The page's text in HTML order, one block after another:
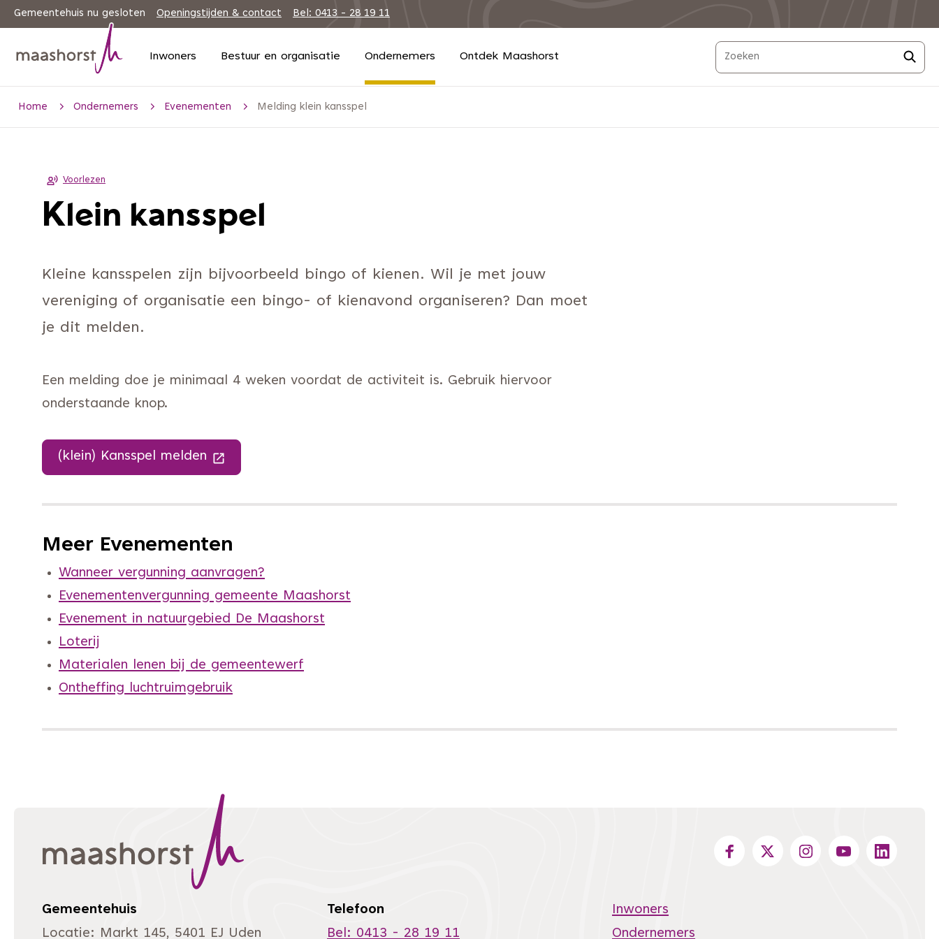
Gemeentehuis nu gesloten Openingstijden & contact Bel: 0413 - 28 19 11
Inwoners Bestuur en organisatie Ondernemers Ontdek Maashorst
Home Ondernemers Evenementen Melding klein kansspel
Voorlezen
Klein kansspel
Kleine kansspelen zijn bijvoorbeeld bingo of kienen. Wil je met jouw
vereniging of organisatie een bingo- of kienavond organiseren? Dan moet
je dit melden.
Een melding doe je minimaal 4 weken voordat de activiteit is. Gebruik hiervoor
onderstaande knop.
(klein) Kansspel melden (Deze link gaat naar een andere website)
Meer Evenementen
Wanneer vergunning aanvragen?
Evenementenvergunning gemeente Maashorst
Evenement in natuurgebied De Maashorst
Loterij
Materialen lenen bij de gemeentewerf
Ontheffing luchtruimgebruik
Gemeentehuis
Locatie: Markt 145, 5401 EJ Uden
Telefoon
Bel: 0413 - 28 19 11
Inwoners
Ondernemers